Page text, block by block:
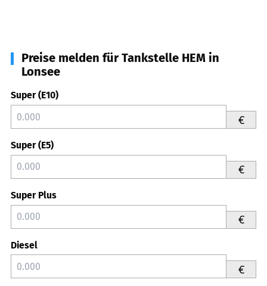
Preise melden für Tankstelle HEM in
Lonsee
Super (E10)
€
Super (E5)
€
Super Plus
€
Diesel
€